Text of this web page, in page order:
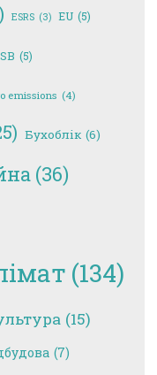
ESRS (3) EU (5)
(5)
emissions (4)
Бухоблік (6)
(36)
(134)
(15)
(7)